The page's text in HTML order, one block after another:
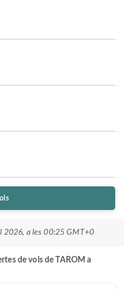
2026, a les 00:25 GMT+0
de vols de TAROM a